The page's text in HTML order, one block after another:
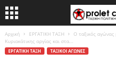
Αρχική ΕΡΓΑΤΙΚΗ ΤΑΞΗ
Ο ταξικός αγώνας
Κυριακάτικης αργίας και στα...
ΕΡΓΑΤΙΚΗ ΤΑΞΗ ΤΑΞΙΚΟΙ ΑΓΩΝΕΣ